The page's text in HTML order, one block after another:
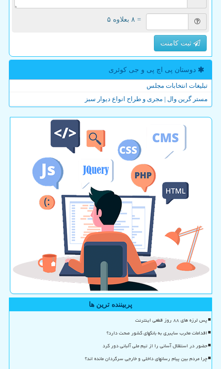
= ۸ بعلاوه ۵
ثبت کامنت
دوستان پی اچ پی و جی كوئری
تبلیغات انتخابات مجلس
مستر گرین وال | مجری و طراح انواع دیوار سبز
پربیننده ترین ها
پس لرزه های ۸۸ روز قطعی اینترنت
اقدامات مخرب سایبری به بانکهای کشور صحت دارد؟
حضور در استقلال آسانی را از تیم ملی آلبانی دور کرد
چرا مردم بین پیام رسانهای داخلی و خارجی سرگردان مانده اند؟